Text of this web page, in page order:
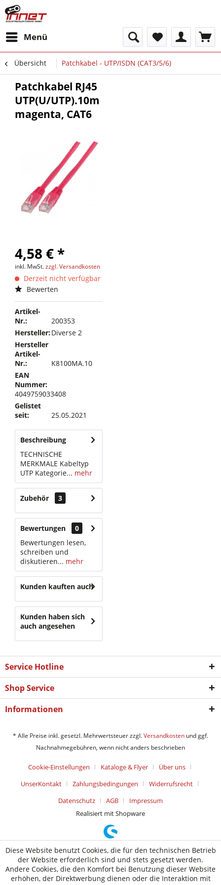
Menü
Übersicht Patchkabel - UTP/ISDN (CAT3/5/6)
Patchkabel RJ45
UTP(U/UTP).10m
magenta, CAT6
4,58 € *
inkl. MwSt.zzgl. Versandkosten
Derzeit nicht verfügbar
Bewerten
Artikel-
Nr.:
200353
Hersteller:Diverse 2
Hersteller
Artikel-
Nr.:
K8100MA.10
EAN
Nummer:
4049759033408
Gelistet
seit:
25.05.2021
Beschreibung
TECHNISCHE
MERKMALE Kabeltyp
UTP Kategorie... mehr
Zubehör 3
Bewertungen
0
Bewertungen lesen,
schreiben und
diskutieren... mehr
Kunden kauften auch
Kunden haben sich
auch angesehen
Service Hotline
Shop Service
Informationen
* Alle Preise inkl. gesetzl. Mehrwertsteuer zzgl.Versandkosten und ggf.
Nachnahmegebühren, wenn nicht anders beschrieben
Cookie-Einstellungen Kataloge & Flyer
Über uns
UnserKontakt
Zahlungsbedingungen
Widerrufsrecht
Datenschutz
AGB
Impressum
Realisiert mit Shopware
Diese Website benutzt Cookies, die für den technischen Betrieb
der Website erforderlich sind und stets gesetzt werden.
Andere Cookies, die den Komfort bei Benutzung dieser Website
erhöhen, der Direktwerbung dienen oder die Interaktion mit